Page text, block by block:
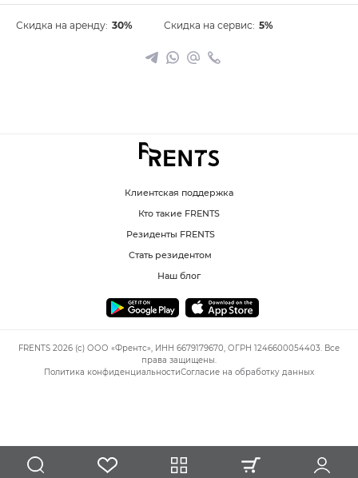
Скидка на аренду: 30% Скидка на сервис: 5%
Клиентская поддержка
Кто такие FRENTS
Резиденты FRENTS
Стать резидентом
Наш блог
FRENTS 2026 (c) ООО «Френтс», ИНН 6679179670, ОГРН 1246600054403. Все
права защищены.
Политика конфиденциальностиСогласие на обработку данных